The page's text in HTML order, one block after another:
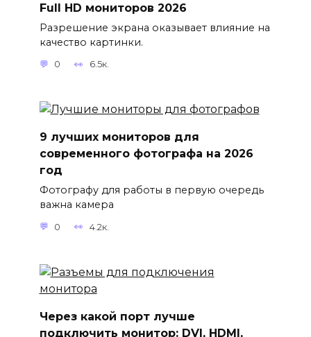
Full HD мониторов 2026
Разрешение экрана оказывает влияние на
качество картинки.
0 6.5к.
9 лучших мониторов для
современного фотографа на 2026
год
Фотографу для работы в первую очередь
важна камера
0 4.2к.
Через какой порт лучше
подключить монитор: DVI, HDMI,